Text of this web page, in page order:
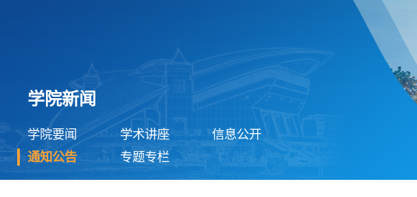
学院新闻
学院要闻 学术讲座
信息公开
通知公告
专题专栏